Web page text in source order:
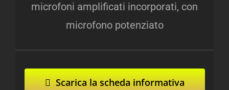
microfoni amplificati incorporati, con
microfono potenziato
Scarica la scheda informativa